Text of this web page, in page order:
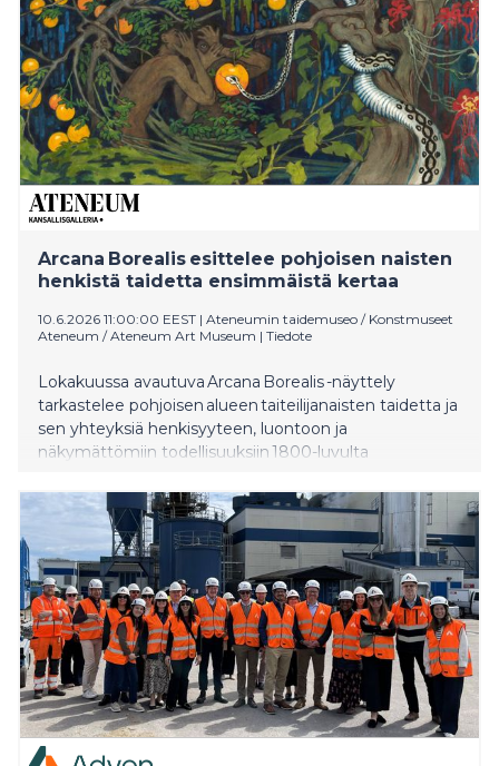
Arcana Borealis esittelee pohjoisen naisten
henkistä taidetta ensimmäistä kertaa
10.6.2026 11:00:00 EEST | Ateneumin taidemuseo / Konstmuseet
Ateneum / Ateneum Art Museum | Tiedote
Lokakuussa avautuva Arcana Borealis -näyttely
tarkastelee pohjoisen alueen taiteilijanaisten taidetta ja
sen yhteyksiä henkisyyteen, luontoon ja
näkymättömiin todellisuuksiin 1800-luvulta
jotka ovat vahvasti läsnä myös nykyisessä
populaarikulttuurissa. Ateneumiin näyttely
tuo myös poikkeuksellisen materiaalien ja
tekniikoiden runsauden.